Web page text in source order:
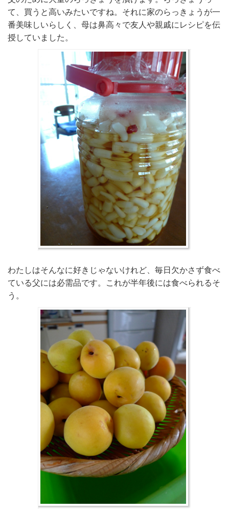
て、買うと高いみたいですね。それに家のらっきょうが一
番美味しいらしく、母は鼻高々で友人や親戚にレシピを伝
授していました。
わたしはそんなに好きじゃないけれど、毎日欠かさず食べ
ている父には必需品です。これが半年後には食べられるそ
う。